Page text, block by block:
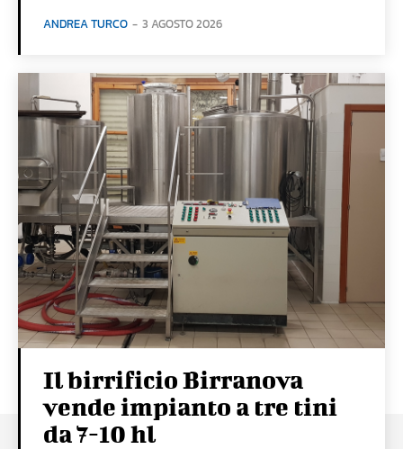
ANDREA TURCO - 3 AGOSTO 2026
Il birrificio Birranova
vende impianto a tre tini
da 7-10 hl